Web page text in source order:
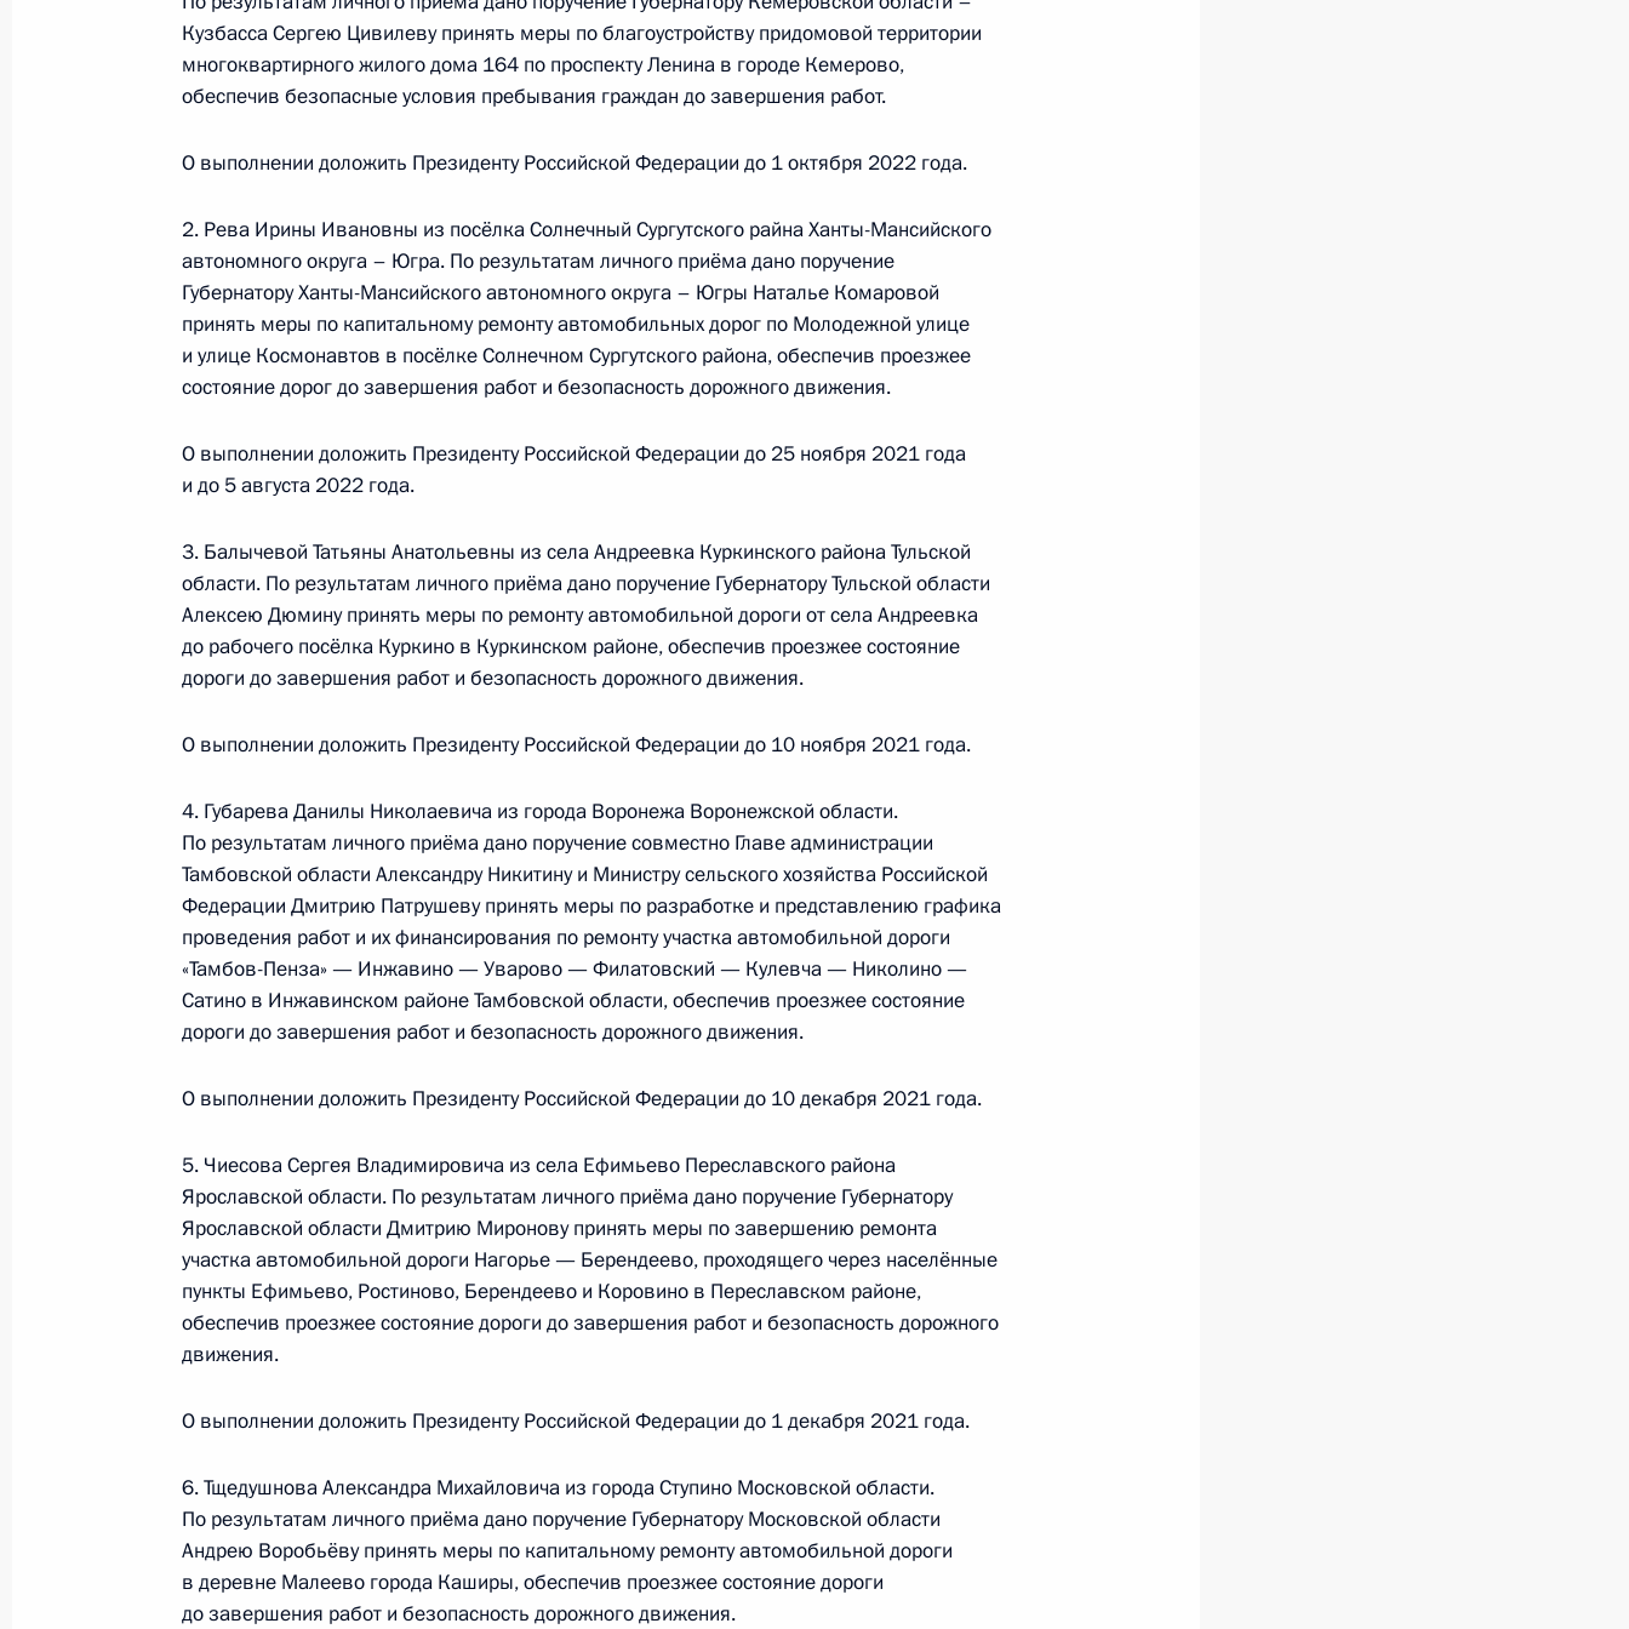
октября 2012 года
30 сентября 2024 года, 16:16
конференц-связи жителя Московской области, проведённого по поручению
Президента Российской Федерации советником Президента Российской Федерации
в Приёмной Президента Российской Федерации по приёму граждан в Москве 4
октября 2012 года
30 сентября 2024 года, 15:55
1 декабря 2023 года, пятница
по поручению Президента Российской Федерации Управляющим Отделением
Фонда пенсионного и социального страхования Российской Федерации по городу
Москве и Московской области Сергеем Алещенко в Приёмной Президента
Российской Федерации по приёму граждан в Москве 27 октября 2023 года
1 декабря 2023 года, 18:44
27 октября 2023 года, пятница
27 октября 2023 года по поручению Президента Российской Федерации
Управляющий Отделением Фонда пенсионного и социального страхования
Российской Федерации по городу Москве и Московской области Сергей Алещенко
провел в Приёмной Президента Российской Федерации по приёму граждан
в Москве личный приём граждан
27 октября 2023 года, 18:54
Продолжен контроль исполнения поручения, данного по итогам личного приёма
в режиме видео-конференц-связи жителя Московской области, проведённого
по поручению Президента Российской Федерации советником Президента
Российской Федерации в Приёмной Президента Российской Федерации по приёму
граждан в Москве 4 октября 2012 года
23 августа 2023 года, 20:10
О ходе исполнения поручения, данного по итогам личного приёма в режиме видео-
конференц-связи жителя Московской области, проведённого по поручению
Президента Российской Федерации советником Президента Российской Федерации
в Приёмной Президента Российской Федерации по приёму граждан в Москве 4
октября 2012 года
Кузбасса Сергею Цивилеву принять меры по благоустройству придомовой территории
многоквартирного жилого дома 164 по проспекту Ленина в городе Кемерово,
обеспечив безопасные условия пребывания граждан до завершения работ.
О выполнении доложить Президенту Российской Федерации до 1 октября 2022 года.
2. Рева Ирины Ивановны из посёлка Солнечный Сургутского райна Ханты-Мансийского
автономного округа – Югра. По результатам личного приёма дано поручение
Губернатору Ханты-Мансийского автономного округа – Югры Наталье Комаровой
принять меры по капитальному ремонту автомобильных дорог по Молодежной улице
и улице Космонавтов в посёлке Солнечном Сургутского района, обеспечив проезжее
состояние дорог до завершения работ и безопасность дорожного движения.
О выполнении доложить Президенту Российской Федерации до 25 ноября 2021 года
и до 5 августа 2022 года.
3. Балычевой Татьяны Анатольевны из села Андреевка Куркинского района Тульской
области. По результатам личного приёма дано поручение Губернатору Тульской области
Алексею Дюмину принять меры по ремонту автомобильной дороги от села Андреевка
до рабочего посёлка Куркино в Куркинском районе, обеспечив проезжее состояние
дороги до завершения работ и безопасность дорожного движения.
О выполнении доложить Президенту Российской Федерации до 10 ноября 2021 года.
4. Губарева Данилы Николаевича из города Воронежа Воронежской области.
По результатам личного приёма дано поручение совместно Главе администрации
Тамбовской области Александру Никитину и Министру сельского хозяйства Российской
Федерации Дмитрию Патрушеву принять меры по разработке и представлению графика
проведения работ и их финансирования по ремонту участка автомобильной дороги
«Тамбов-Пенза» — Инжавино — Уварово — Филатовский — Кулевча — Николино —
Сатино в Инжавинском районе Тамбовской области, обеспечив проезжее состояние
дороги до завершения работ и безопасность дорожного движения.
О выполнении доложить Президенту Российской Федерации до 10 декабря 2021 года.
5. Чиесова Сергея Владимировича из села Ефимьево Переславского района
Ярославской области. По результатам личного приёма дано поручение Губернатору
Ярославской области Дмитрию Миронову принять меры по завершению ремонта
участка автомобильной дороги Нагорье — Берендеево, проходящего через населённые
пункты Ефимьево, Ростиново, Берендеево и Коровино в Переславском районе,
обеспечив проезжее состояние дороги до завершения работ и безопасность дорожного
движения.
О выполнении доложить Президенту Российской Федерации до 1 декабря 2021 года.
6. Тщедушнова Александра Михайловича из города Ступино Московской области.
По результатам личного приёма дано поручение Губернатору Московской области
Андрею Воробьёву принять меры по капитальному ремонту автомобильной дороги
в деревне Малеево города Каширы, обеспечив проезжее состояние дороги
до завершения работ и безопасность дорожного движения.